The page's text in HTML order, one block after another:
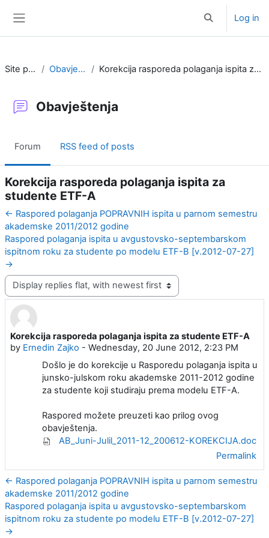
Toggle search
Log in
Site pages Obavještenja Korekcija rasporeda polaganja ispita za studente ETF-A
Obavještenja
Forum RSS feed of posts
Korekcija rasporeda polaganja ispita za
studente ETF-A
← Raspored polaganja POPRAVNIH ispita u parnom semestru
akademske 2011/2012 godine
Raspored polaganja ispita u avgustovsko-septembarskom
ispitnom roku za studente po modelu ETF-B [v.2012-07-27]
→
Display mode
Korekcija rasporeda polaganja ispita za studente ETF-A
by Ernedin Zajko - Wednesday, 20 June 2012, 2:23 PM
Number of replies: 0
Došlo je do korekcije u Rasporedu polaganja ispita u
junsko-julskom roku akademske 2011-2012 godine
za studente koji studiraju prema modelu ETF-A.
Raspored možete preuzeti kao prilog ovog
obavještenja.
AB_Juni-Julil_2011-12_200612-KOREKCIJA.doc
Permalink
← Raspored polaganja POPRAVNIH ispita u parnom semestru
akademske 2011/2012 godine
Raspored polaganja ispita u avgustovsko-septembarskom
ispitnom roku za studente po modelu ETF-B [v.2012-07-27]
→